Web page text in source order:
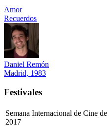
Amor
Recuerdos
Daniel Remón
Madrid, 1983
Festivales
Semana Internacional de Cine
2017